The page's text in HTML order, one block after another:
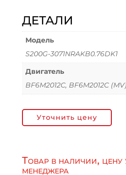
ДЕТАЛИ
Модель
S200G-3071NRAKB0.76DK1
Двигатель
BF6M2012C, BF6M2012C (MV)
Уточнить цену
Товар в наличии, цену
менеджера